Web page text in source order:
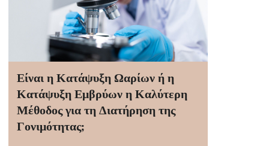
Είναι η Κατάψυξη Ωαρίων ή η
Κατάψυξη Εμβρύων η Καλύτερη
Μέθοδος για τη Διατήρηση της
Γονιμότητας;